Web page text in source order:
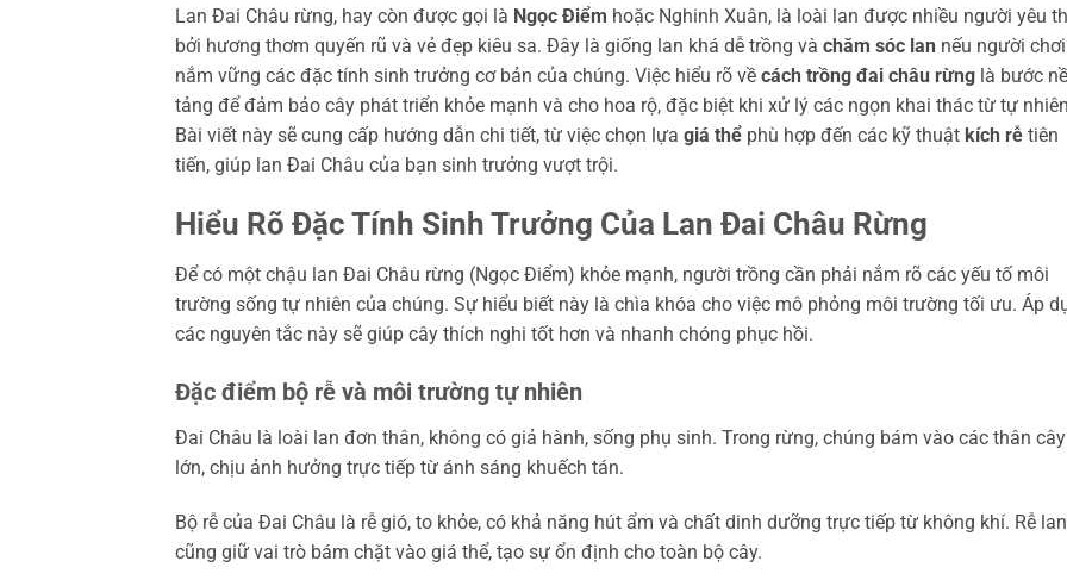
Lan Đai Châu rừng, hay còn được gọi là Ngọc Điểm hoặc Nghinh Xuân, là loài lan được nhiều người yêu
bởi hương thơm quyến rũ và vẻ đẹp kiêu sa. Đây là giống lan khá dễ trồng và chăm sóc lan nếu người chơi
nắm vững các đặc tính sinh trưởng cơ bản của chúng. Việc hiểu rõ về cách trồng đai châu rừng là bước
tảng để đảm bảo cây phát triển khỏe mạnh và cho hoa rộ, đặc biệt khi xử lý các ngọn khai thác từ tự
Bài viết này sẽ cung cấp hướng dẫn chi tiết, từ việc chọn lựa giá thể phù hợp đến các kỹ thuật kích rễ tiên
tiến, giúp lan Đai Châu của bạn sinh trưởng vượt trội.
Hiểu Rõ Đặc Tính Sinh Trưởng Của Lan Đai Châu Rừng
Để có một chậu lan Đai Châu rừng (Ngọc Điểm) khỏe mạnh, người trồng cần phải nắm rõ các yếu tố môi
trường sống tự nhiên của chúng. Sự hiểu biết này là chìa khóa cho việc mô phỏng môi trường tối ưu. Áp
các nguyên tắc này sẽ giúp cây thích nghi tốt hơn và nhanh chóng phục hồi.
Đặc điểm bộ rễ và môi trường tự nhiên
Đai Châu là loài lan đơn thân, không có giả hành, sống phụ sinh. Trong rừng, chúng bám vào các thân
lớn, chịu ảnh hưởng trực tiếp từ ánh sáng khuếch tán.
Bộ rễ của Đai Châu là rễ gió, to khỏe, có khả năng hút ẩm và chất dinh dưỡng trực tiếp từ không khí. Rễ lan
cũng giữ vai trò bám chặt vào giá thể, tạo sự ổn định cho toàn bộ cây.